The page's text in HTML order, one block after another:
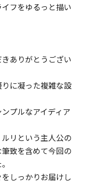
フをゆるっと描い
ありがとうござい
りに凝った複雑な設
プルなアイディア
リという主人公の
致を含めて今回の
しっかりお届けし